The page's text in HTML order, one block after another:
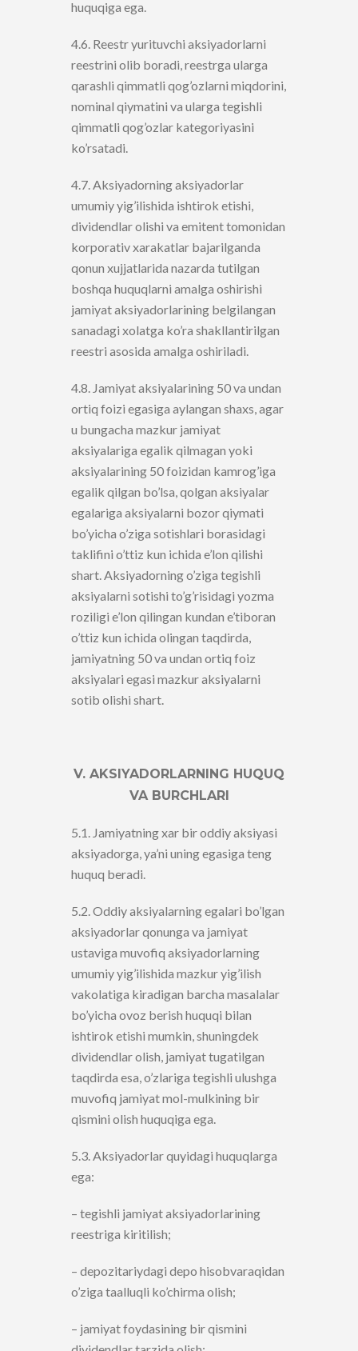
huquqiga ega.
4.6. Reestr yurituvchi aksiyadorlarni
reestrini olib boradi, reestrga ularga
qarashli qimmatli qog’ozlarni miqdorini,
nominal qiymatini va ularga tegishli
qimmatli qog’ozlar kategoriyasini
ko’rsatadi.
4.7. Aksiyadorning aksiyadorlar
umumiy yig’ilishida ishtirok etishi,
dividendlar olishi va emitent tomonidan
korporativ xarakatlar bajarilganda
qonun xujjatlarida nazarda tutilgan
boshqa huquqlarni amalga oshirishi
jamiyat aksiyadorlarining belgilangan
sanadagi xolatga ko’ra shakllantirilgan
reestri asosida amalga oshiriladi.
4.8. Jamiyat aksiyalarining 50 va undan
ortiq foizi egasiga aylangan shaxs, agar
u bungacha mazkur jamiyat
aksiyalariga egalik qilmagan yoki
aksiyalarining 50 foizidan kamrog’iga
egalik qilgan bo’lsa, qolgan aksiyalar
egalariga aksiyalarni bozor qiymati
bo’yicha o’ziga sotishlari borasidagi
taklifini o’ttiz kun ichida e’lon qilishi
shart. Aksiyadorning o’ziga tegishli
aksiyalarni sotishi to’g’risidagi yozma
roziligi e’lon qilingan kundan e’tiboran
o’ttiz kun ichida olingan taqdirda,
jamiyatning 50 va undan ortiq foiz
aksiyalari egasi mazkur aksiyalarni
sotib olishi shart.
V. AKSIYADORLARNING HUQUQ
VA BURCHLARI
5.1. Jamiyatning xar bir oddiy aksiyasi
aksiyadorga, ya’ni uning egasiga teng
huquq beradi.
5.2. Oddiy aksiyalarning egalari bo’lgan
aksiyadorlar qonunga va jamiyat
ustaviga muvofiq aksiyadorlarning
umumiy yig’ilishida mazkur yig’ilish
vakolatiga kiradigan barcha masalalar
bo’yicha ovoz berish huquqi bilan
ishtirok etishi mumkin, shuningdek
dividendlar olish, jamiyat tugatilgan
taqdirda esa, o’zlariga tegishli ulushga
muvofiq jamiyat mol-mulkining bir
qismini olish huquqiga ega.
5.3. Aksiyadorlar quyidagi huquqlarga
ega:
– tegishli jamiyat aksiyadorlarining
reestriga kiritilish;
– depozitariydagi depo hisobvaraqidan
o’ziga taalluqli ko’chirma olish;
– jamiyat foydasining bir qismini